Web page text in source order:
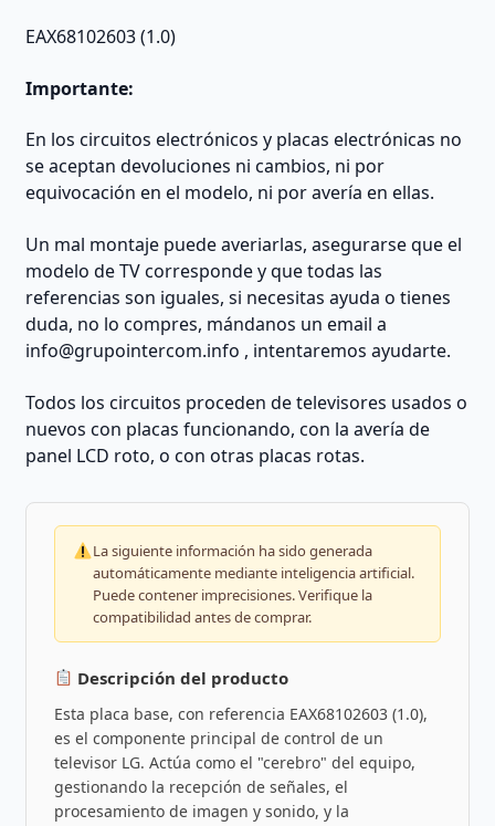
EAX68102603 (1.0)
Importante:
En los circuitos electrónicos y placas electrónicas no
se aceptan devoluciones ni cambios, ni por
equivocación en el modelo, ni por avería en ellas.
Un mal montaje puede averiarlas, asegurarse que el
modelo de TV corresponde y que todas las
referencias son iguales, si necesitas ayuda o tienes
duda, no lo compres, mándanos un email a
info@grupointercom.info , intentaremos ayudarte.
Todos los circuitos proceden de televisores usados o
nuevos con placas funcionando, con la avería de
panel LCD roto, o con otras placas rotas.
La siguiente información ha sido generada
automáticamente mediante inteligencia artificial.
Puede contener imprecisiones. Verifique la
compatibilidad antes de comprar.
Descripción del producto
Esta placa base, con referencia EAX68102603 (1.0),
es el componente principal de control de un
televisor LG. Actúa como el "cerebro" del equipo,
gestionando la recepción de señales, el
procesamiento de imagen y sonido, y la